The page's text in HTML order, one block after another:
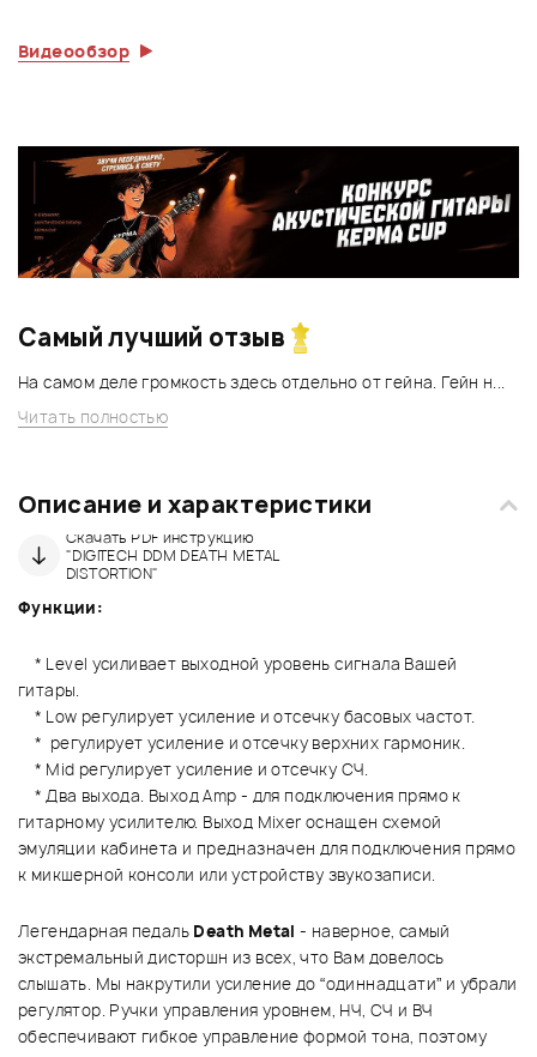
Видеообзор
Самый лучший отзыв
На самом деле громкость здесь отдельно от гейна. Гейн н...
Читать полностью
Описание и характеристики
Скачать PDF инструкцию
"DIGITECH DDM DEATH METAL
DISTORTION"
Функции:
* Level усиливает выходной уровень сигнала Вашей
гитары.
* Low регулирует усиление и отсечку басовых частот.
* регулирует усиление и отсечку верхних гармоник.
* Mid регулирует усиление и отсечку СЧ.
* Два выхода. Выход Amp - для подключения прямо к
гитарному усилителю. Выход Mixer оснащен схемой
эмуляции кабинета и предназначен для подключения прямо
к микшерной консоли или устройству звукозаписи.
Легендарная педаль Death Metal - наверное, самый
экстремальный дисторшн из всех, что Вам довелось
слышать. Мы накрутили усиление до “одиннадцати” и убрали
регулятор. Ручки управления уровнем, НЧ, СЧ и ВЧ
обеспечивают гибкое управление формой тона, поэтому